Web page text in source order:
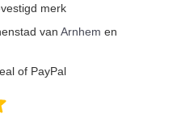
merk
van Arnhem en
of PayPal